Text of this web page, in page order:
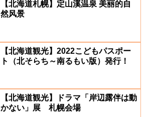
【北海道札幌】定山溪温泉 美丽的自
然风景
【北海道観光】2022こどもパスポー
ト（北そらち～南るもい版）発行！
【北海道観光】ドラマ「岸辺露伴は動
かない」展 札幌会場